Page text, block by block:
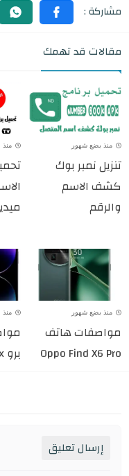
مقالات قد تهمك
منذ بضع شهور
تنزيل نمبر بوك
كشف الاسم
والرقم
منذ بضع شهور
مواصفات هاتف
Oppo Find X6 Pro
برو Max
إرسال تعليق